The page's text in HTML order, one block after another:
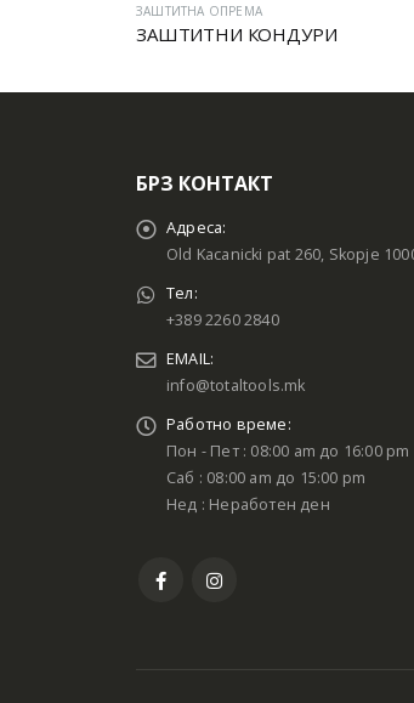
ЗАШТИТНА ОПРЕМА
ЗАШТИТНИ КОНДУРИ
БРЗ КОНТАКТ
Адреса:
Old Kacanicki pat 260, Skopje
Тел:
+389 2260 2840
EMAIL:
info@totaltools.mk
Работно време:
Пон - Пет : 08:00 am до 16:00 pm
Саб : 08:00 am до 15:00 pm
Нед : Неработен ден